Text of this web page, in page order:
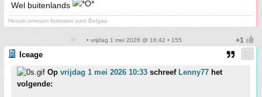
Wel buitenlands
Horum omnium fortissimi sunt Belgae
• vrijdag 1 mei 2026 @ 16:42 • 155
Iceage
Op vrijdag 1 mei 2026 10:33 schreef Lenny77 het
volgende: